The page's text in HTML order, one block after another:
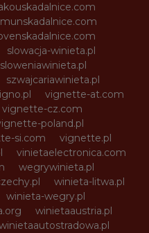
slowacja-winieta.pl
sloweniawinieta.pl
szwajcariawinieta.pl
vignette-at.com
vignette-cz.com
poland.pl
si.com
vignette.pl
vinietaelectronica.com
wegrywinieta.pl
winieta-litwa.pl
winieta-wegry.pl
winietaaustria.pl